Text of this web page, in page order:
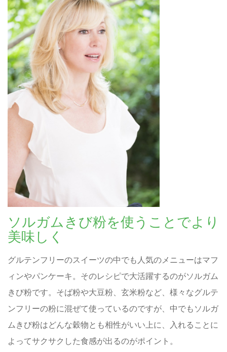
ソルガムきび粉を使うことでより
美味しく
グルテンフリーのスイーツの中でも人気のメニューはマフ
ィンやパンケーキ。そのレシピで大活躍するのがソルガム
きび粉です。そば粉や大豆粉、玄米粉など、様々なグルテ
ンフリーの粉に混ぜて使っているのですが、中でもソルガ
ムきび粉はどんな穀物とも相性がいい上に、入れることに
よってサクサクした食感が出るのがポイント。